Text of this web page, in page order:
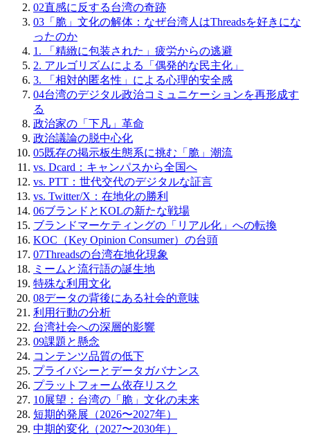
02直感に反する台湾の奇跡
03 「脆」文化の解体：なぜ台湾人はThreadsを好きにな
ったのか
1. 「精緻に包装された」疲労からの逃避
2. アルゴリズムによる「偶発的な民主化」
3. 「相対的匿名性」による心理的安全感
04台湾のデジタル政治コミュニケーションを再形成す
る
政治家の「下凡」革命
政治議論の脱中心化
05既存の掲示板生態系に挑む「脆」潮流
vs. Dcard：キャンパスから全国へ
vs. PTT：世代交代のデジタルな証言
vs. Twitter/X：在地化の勝利
06ブランドとKOLの新たな戦場
ブランドマーケティングの「リアル化」への転換
KOC（Key Opinion Consumer）の台頭
07Threadsの台湾在地化現象
ミームと流行語の誕生地
特殊な利用文化
08データの背後にある社会的意味
利用行動の分析
台湾社会への深層的影響
09課題と懸念
コンテンツ品質の低下
プライバシーとデータガバナンス
プラットフォーム依存リスク
10展望：台湾の「脆」文化の未来
短期的発展（2026〜2027年）
中期的変化（2027〜2030年）